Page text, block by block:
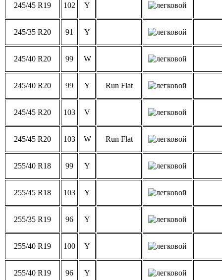
245/45 R19 102 Y
245/35 R20 91 Y
245/40 R20 99 W
245/40 R20 99 Y Run Flat
245/45 R20 103 V
245/45 R20 103 W Run Flat
255/40 R18 99 Y
255/45 R18 103 Y
255/35 R19 96 Y
255/40 R19 100 Y
255/40 R19 96 Y